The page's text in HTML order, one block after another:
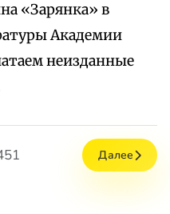
«Зарянка» в
Академии
неизданные
Далее